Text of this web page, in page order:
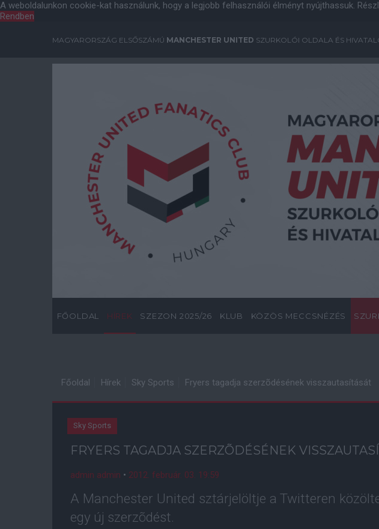
A weboldalunkon cookie-kat használunk, hogy a legjobb felhasználói élményt nyújthassuk.
Rendben
MAGYARORSZÁG ELSŐSZÁMÚ MANCHESTER UNITED SZURKOLÓI OLDALA ÉS
FŐOLDAL HÍREK SZEZON 2025/26 KLUB KÖZÖS MECCSNÉZÉS
Főoldal Hírek Sky Sports Fryers tagadja szerzõdésének visszautasítását
Sky Sports
FRYERS TAGADJA SZERZÕDÉSÉNEK
admin admin • 2012. február. 03. 19:59
A Manchester United sztárjelöltje a Twitteren
egy új szerzõdést.